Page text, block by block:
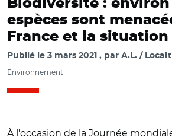
Biodiversité : environ
espèces sont
France et la situation
Publié le 3 mars 2021 par A.L. /
Environnement
À l'occasion de la Journée